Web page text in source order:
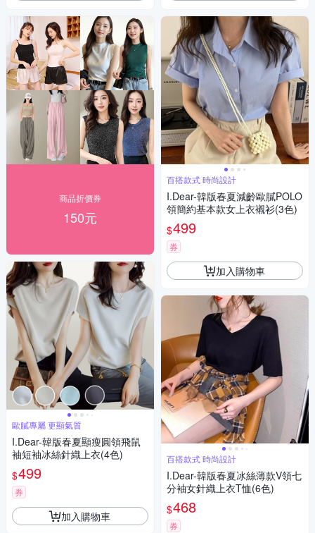
商品折價券
150元
歐膩專屬 更顯氣質
I.Dear-韓版春夏顯瘦圓領飛鼠
袖短袖冰絲針織上衣(4色)
$499
券
加入購物車
百搭款式 時尚設計
I.Dear-韓版春夏減齡歐膩POLO
領簡約基本款女上衣襯衫(3色)
$499
券
加入購物車
百搭款式 時尚設計
I.Dear-韓版春夏冰絲薄款V領七
分袖女針織上衣T恤(6色)
$468
券